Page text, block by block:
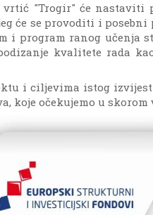
vrtić "Trogir" će
će se provoditi i
program ranog učenja
kvalitete rada
i ciljevima istog
koje očekujemo u skorom